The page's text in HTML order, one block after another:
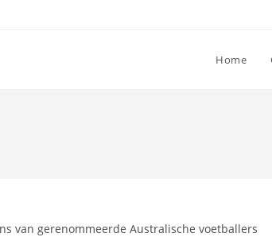
Home
van gerenommeerde Australische voetballers